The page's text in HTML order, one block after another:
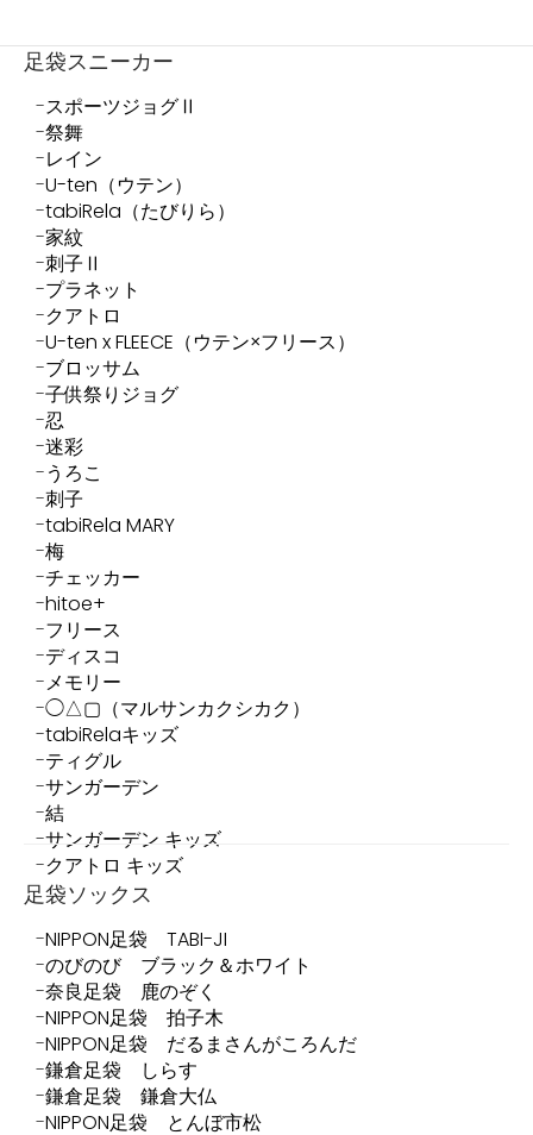
足袋スニーカー
スポーツジョグⅡ
祭舞
レイン
U-ten（ウテン）
tabiRela（たびりら）
家紋
刺子Ⅱ
プラネット
クアトロ
U-ten x FLEECE（ウテン×フリース）
ブロッサム
子供祭りジョグ
忍
迷彩
うろこ
刺子
tabiRela MARY
梅
チェッカー
hitoe+
フリース
ディスコ
メモリー
◯△▢（マルサンカクシカク）
tabiRelaキッズ
ティグル
サンガーデン
結
サンガーデン キッズ
クアトロ キッズ
足袋ソックス
NIPPON足袋 TABI-JI
のびのび ブラック＆ホワイト
奈良足袋 鹿のぞく
NIPPON足袋 拍子木
NIPPON足袋 だるまさんがころんだ
鎌倉足袋 しらす
鎌倉足袋 鎌倉大仏
NIPPON足袋 とんぼ市松